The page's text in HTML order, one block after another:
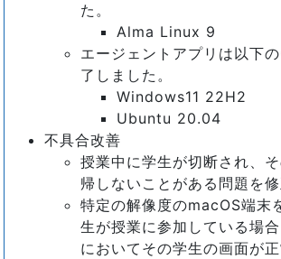
た。
Alma Linux 9
エージェントアプリは以下
了しました。
Windows11 22H2
Ubuntu 20.04
不具合改善
授業中に学生が切断され、
帰しないことがある問題を修
特定の解像度のmacOS端末
生が授業に参加している場
においてその学生の画面が